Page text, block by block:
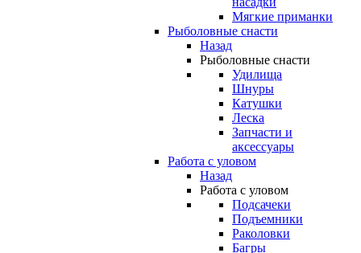
Мягкие приманки
Рыболовные снасти
Назад
Рыболовные снасти
Удилища
Шнуры
Катушки
Леска
Запчасти и
аксессуары
Работа с уловом
Назад
Работа с уловом
Подсачеки
Подъемники
Раколовки
Багры